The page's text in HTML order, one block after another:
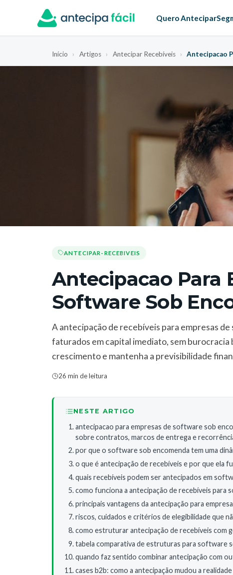
Quero Antecipar
Início › Artigos › Antecipar Recebíveis › Antecipacao
ANTECIPAR-RECEBIVEIS
Antecipacao Para
Software Sob
A antecipação de recebíveis para empresas
faturados em capital imediato, sem
crescimento e mantenha a previsibilidade
26 min de leitura
NESTE ARTIGO
antecipacao para empresas de software sob
sobre contratos, marcos de entrega e
por que o software sob encomenda tem uma
o que é antecipação de recebíveis e por que ela
quais recebíveis podem ser antecipados em
como funciona a antecipação de recebíveis para
principais vantagens da antecipação para
riscos, cuidados e critérios de elegibilidade que
como estruturar antecipação de recebíveis com
tabela comparativa de estruturas para software
quando faz sentido combinar antecipação com
cases b2b: como a antecipação mudou a